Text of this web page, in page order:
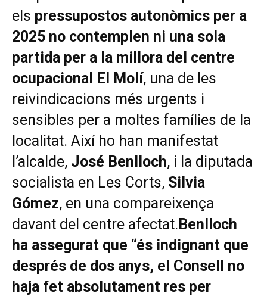
els pressupostos autonòmics per a
2025 no contemplen ni una sola
partida per a la millora del centre
ocupacional El Molí, una de les
reivindicacions més urgents i
sensibles per a moltes famílies de la
localitat. Així ho han manifestat
l’alcalde, José Benlloch, i la diputada
socialista en Les Corts, Silvia
Gómez, en una compareixença
davant del centre afectat.Benlloch
ha assegurat que “és indignant que
després de dos anys, el Consell no
haja fet absolutament res per